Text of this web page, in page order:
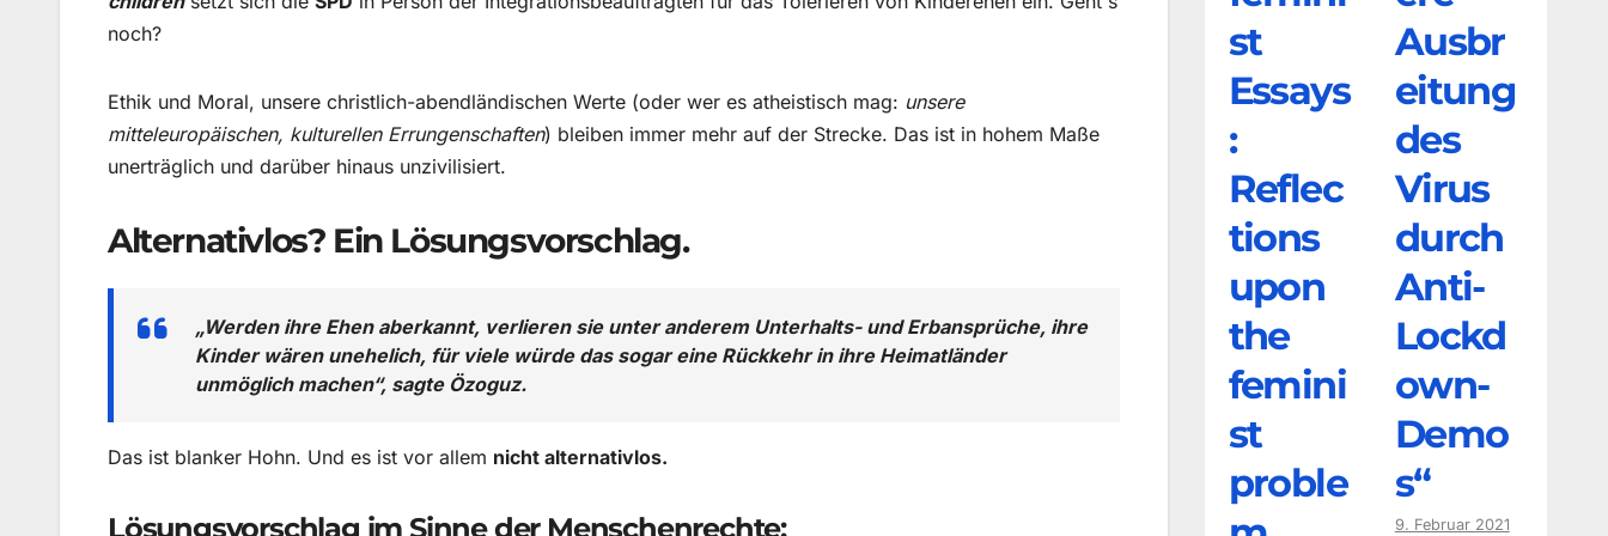
noch?
Ethik und Moral, unsere christlich-abendländischen Werte (oder wer es atheistisch mag: unsere
mitteleuropäischen, kulturellen Errungenschaften) bleiben immer mehr auf der Strecke. Das ist in hohem Maße
unerträglich und darüber hinaus unzivilisiert.
Alternativlos? Ein Lösungsvorschlag.
„Werden ihre Ehen aberkannt, verlieren sie unter anderem Unterhalts- und Erbansprüche, ihre
Kinder wären unehelich, für viele würde das sogar eine Rückkehr in ihre Heimatländer
unmöglich machen“, sagte Özoguz.
Das ist blanker Hohn. Und es ist vor allem nicht alternativlos.
Lösungsvorschlag im Sinne der Menschenrechte:
st
Essays
:
Reflec
tions
upon
the
femini
st
proble
Ausbr
eitung
des
Virus
durch
Anti-
Lockd
own-
Demo
s“
9. Februar 2021